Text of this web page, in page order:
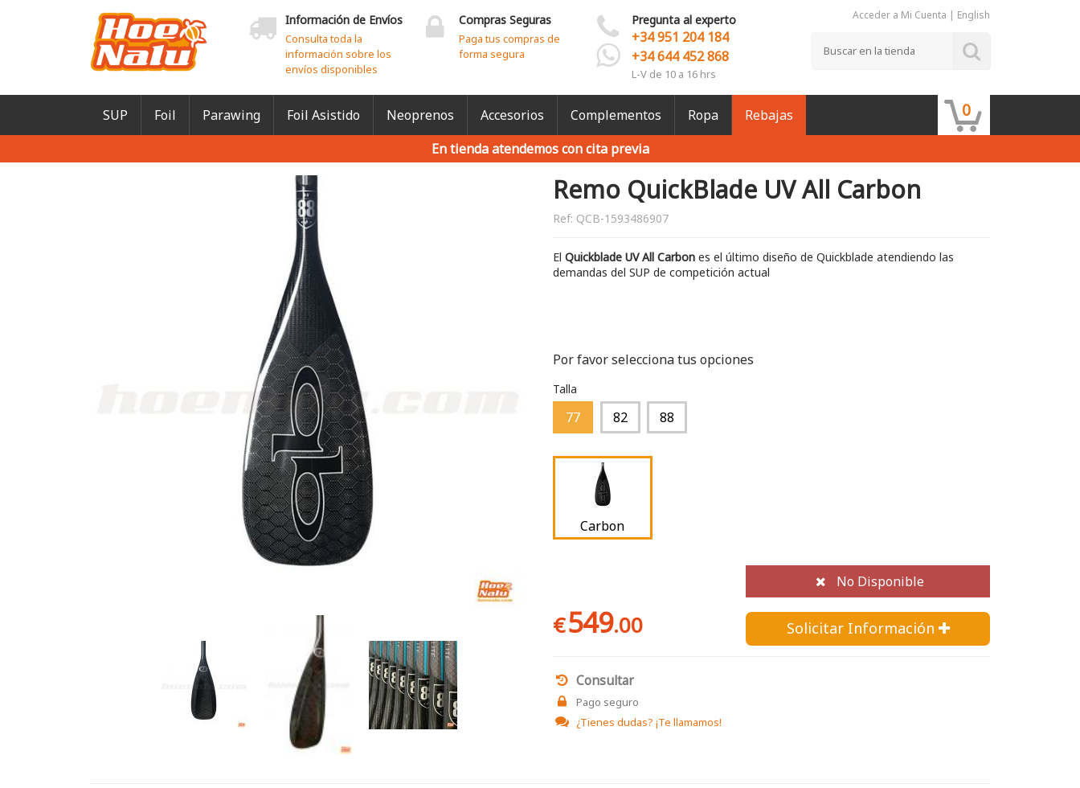
Información de Envíos
Consulta toda la
información sobre los
envíos disponibles
Compras Seguras
Paga tus compras de
forma segura
Pregunta al experto
+34 951 204 184
+34 644 452 868
L-V de 10 a 16 hrs
Acceder a Mi Cuenta | English
SUP Foil Parawing Foil Asistido Neoprenos Accesorios Complementos Ropa Rebajas 0
En tienda atendemos con cita previa
Remo QuickBlade UV All Carbon
Ref: QCB-1593486907
El Quickblade UV All Carbon es el último diseño de Quickblade atendiendo las
demandas del SUP de competición actual
Por favor selecciona tus opciones
Talla
77 82 88
Carbon
€549.00
No Disponible
Solicitar Información 
Consultar
Pago seguro
¿Tienes dudas? ¡Te llamamos!